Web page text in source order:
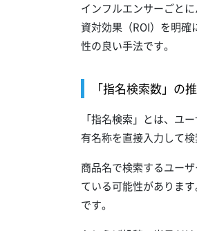
インフルエンサーごと
資対効果（ROI）を明
性の良い手法です。
「指名検索数」の
「指名検索」とは、ユ
有名称を直接入力して検
商品名で検索するユー
ている可能性がありま
です。